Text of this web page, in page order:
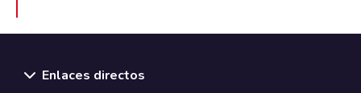
Enlaces directos